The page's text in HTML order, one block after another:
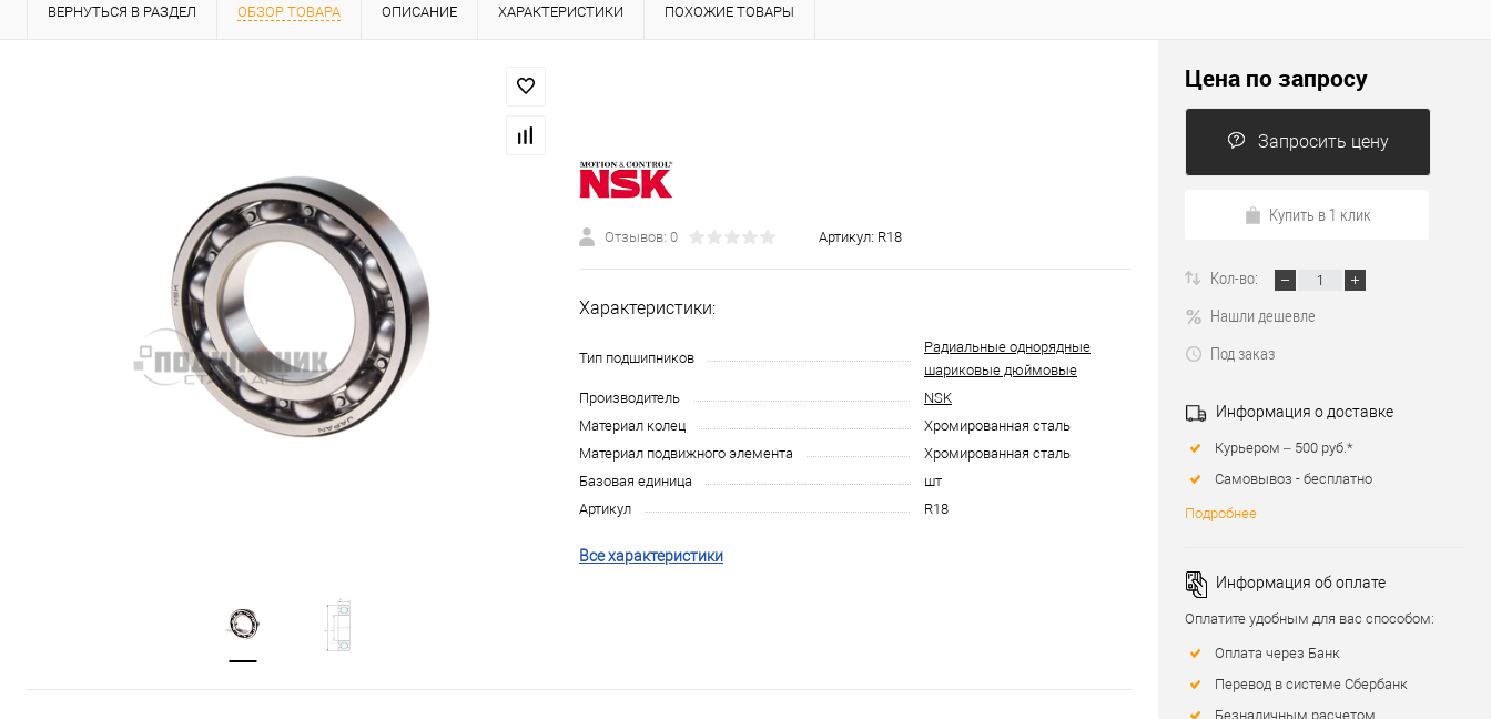
ВЕРНУТЬСЯ В РАЗДЕЛ ОБЗОР ТОВАРА ОПИСАНИЕ ХАРАКТЕРИСТИКИ ПОХОЖИЕ ТОВАРЫ
Отзывов: 0 Артикул: R18
Характеристики:
Тип подшипников
Радиальные однорядные
шариковые дюймовые
Производитель
NSK
Материал колец
Хромированная сталь
Материал подвижного элемента
Хромированная сталь
Базовая единица
шт
Артикул
R18
Все характеристики
Цена по запросу
Запросить цену
Купить в 1 клик
Кол-во:
Нашли дешевле
Под заказ
Информация о доставке
Курьером – 500 руб.*
Самовывоз - бесплатно
Подробнее
Информация об оплате
Оплатите удобным для вас способом:
Оплата через Банк
Перевод в системе Сбербанк
Безналичным расчетом